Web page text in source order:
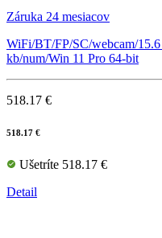
Záruka 24 mesiacov
WiFi/BT/FP/SC/webcam/
kb/num/Win 11 Pro 64-bit
518.17 €
518.17 €
Ušetríte 518.17 €
Detail